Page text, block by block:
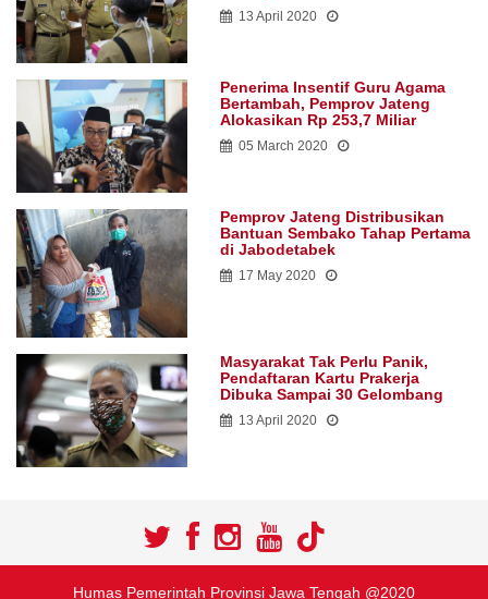
13 April 2020
Penerima Insentif Guru Agama
Bertambah, Pemprov Jateng
Alokasikan Rp 253,7 Miliar
05 March 2020
Pemprov Jateng Distribusikan
Bantuan Sembako Tahap Pertama
di Jabodetabek
17 May 2020
Masyarakat Tak Perlu Panik,
Pendaftaran Kartu Prakerja
Dibuka Sampai 30 Gelombang
13 April 2020
Humas Pemerintah Provinsi Jawa Tengah @2020